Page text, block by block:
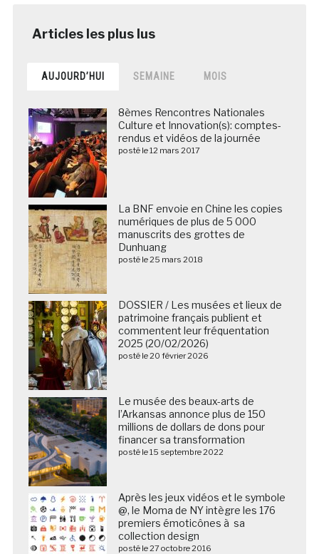
AUJOURD’HUI SEMAINE MOIS
8èmes Rencontres Nationales
Culture et Innovation(s): comptes-
rendus et vidéos de la journée
posté le 12 mars 2017
La BNF envoie en Chine les copies
numériques de plus de 5 000
manuscrits des grottes de
Dunhuang
posté le 25 mars 2018
DOSSIER / Les musées et lieux de
patrimoine français publient et
commentent leur fréquentation
2025 (20/02/2026)
posté le 20 février 2026
Le musée des beaux-arts de
l’Arkansas annonce plus de 150
millions de dollars de dons pour
financer sa transformation
posté le 15 septembre 2022
Après les jeux vidéos et le symbole
@, le Moma de NY intègre les 176
premiers émoticônes à sa
collection design
posté le 27 octobre 2016